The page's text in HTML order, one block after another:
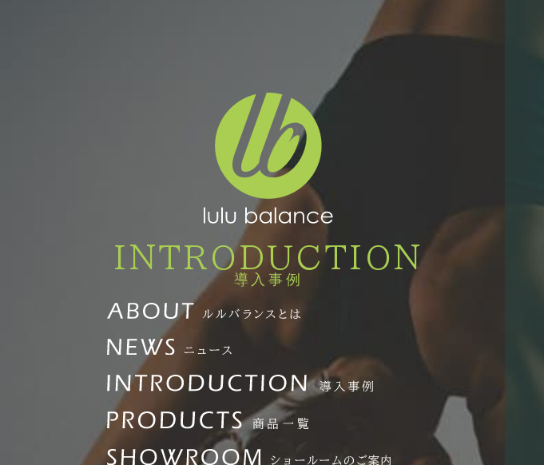
INTRODUCTION
導入事例